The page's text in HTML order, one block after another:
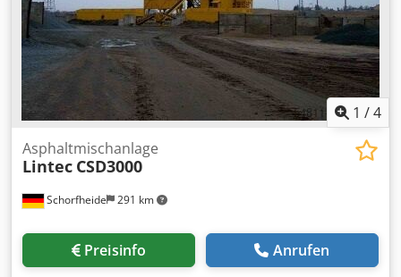
1 /4
Schorfheide 291 km
Asphaltmischanlage
Lintec CSD3000
Preisinfo Anrufen